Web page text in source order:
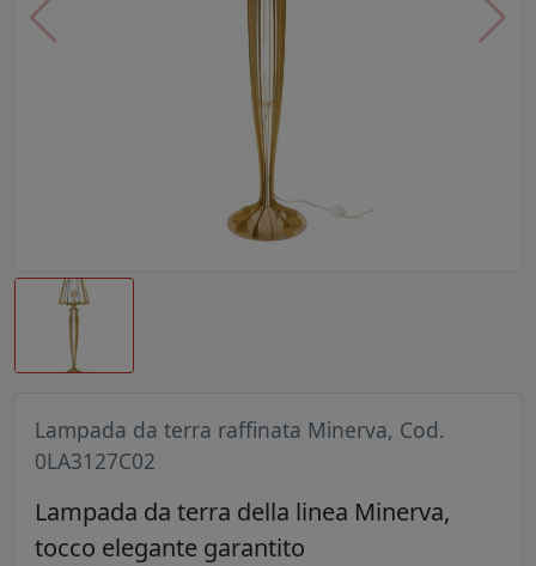
Lampada da terra raffinata Minerva, Cod.
0LA3127C02
Lampada da terra della linea Minerva,
tocco elegante garantito